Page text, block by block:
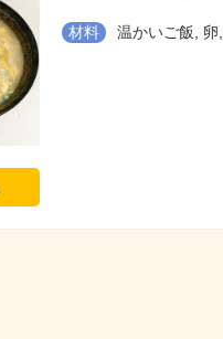
材料 温かいご飯,